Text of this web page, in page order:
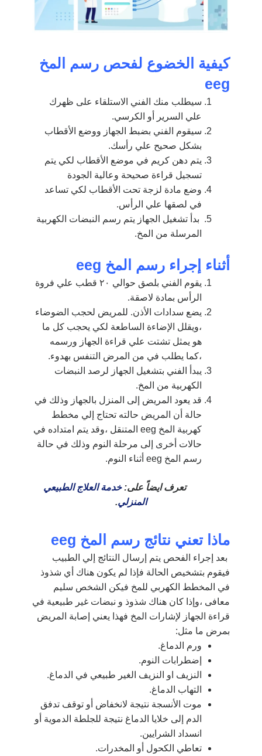
كيفية الخضوع لفحص رسم المخ
eeg
سيطلب منك الفني الاستلقاء على ظهرك
علي السرير أو الكرسي.
سيقوم الفني بضبط الجهاز ووضع الأقطاب
بشكل صحيح علي رأسك.
يتم دهن كريم في موضع الأقطاب لكي يتم
تسجيل قراءة صحيحة وعالية الجودة
وضع مادة لزجة تحت الأقطاب لكي تساعد
في لصقها علي الرأس.
بدأ تشغيل الجهاز يتم رسم النبضات الكهربية
المرسلة من المخ.
أثناء إجراء رسم المخ eeg
يقوم الفني بلصق حوالي ٢٠ قطب علي فروة
الرأس بمادة لاصقة.
يضع سدادات الأذن. للمريض لحجب الضوضاء
،ويقلل الإضاءة الساطعة لكي يحجب كل ما
هو يمثل تشتت علي قراءة الجهاز ورسمه
،كما يطلب في من المرض التنفس بهدوء.
يبدأ الفني بتشغيل الجهاز لرصد النبضات
الكهربية من المخ.
قد يعود المريض إلى المنزل بالجهاز وذلك في
حالة أن المريض حالته تحتاج إلي مخطط
كهربية المخ eeg المتنقل ،وقد يتم امتداده في
حالات أخرى إلى مرحلة النوم وذلك في حالة
رسم المخ eeg أثناء النوم.
تعرف ايضاً على:خدمة العلاج الطبيعي
المنزلي.
ماذا تعني نتائج رسم المخ eeg
بعد إجراء الفحص يتم إرسال النتائج إلي الطبيب
فيقوم بتشخيص الحالة فإذا لم يكون هناك أي شذوذ
في المخطط الكهربي للمخ فيكن الشخص سليم
معافى ،وإذا كان هناك شذوذ و نبضات غير طبيعية في
قراءة الجهاز لإشارات المخ فهذا يعني إصابة المريض
بمرض ما مثل:
ورم الدماغ.
إضطرابات النوم.
النزيف او النزيف الغير طبيعي في الدماغ.
التهاب الدماغ.
موت الأنسجة نتيجة لانخفاض أو توقف تدفق
الدم إلى خلايا الدماغ نتيجة للجلطة الدموية أو
انسداد الشرايين.
تعاطي الكحول أو المخدرات.